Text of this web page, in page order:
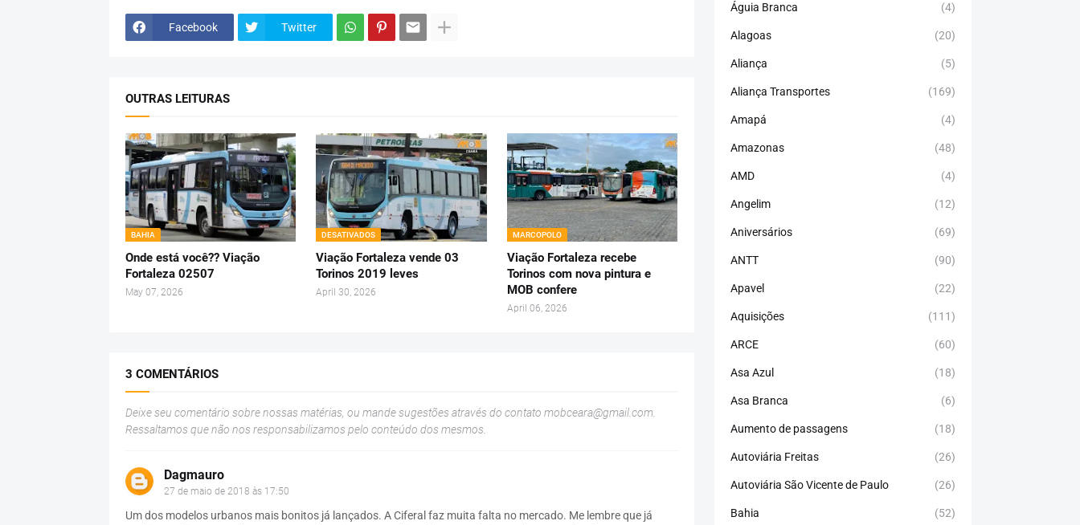
Facebook Twitter
OUTRAS LEITURAS
BAHIA
Onde está você?? Viação
Fortaleza 02507
May 07, 2026
DESATIVADOS
Viação Fortaleza vende 03
Torinos 2019 leves
April 30, 2026
MARCOPOLO
Viação Fortaleza recebe
Torinos com nova pintura e
MOB confere
April 06, 2026
3 COMENTÁRIOS
Deixe seu comentário sobre nossas matérias, ou mande sugestões através do contato mobceara@gmail.com.
Ressaltamos que não nos responsabilizamos pelo conteúdo dos mesmos.
Dagmauro
27 de maio de 2018 às 17:50
Um dos modelos urbanos mais bonitos já lançados. A Ciferal faz muita falta no mercado. Me lembre que já
Águia Branca (4)
Alagoas (20)
Aliança (5)
Aliança Transportes (169)
Amapá (4)
Amazonas (48)
AMD (4)
Angelim (12)
Aniversários (69)
ANTT (90)
Apavel (22)
Aquisições (111)
ARCE (60)
Asa Azul (18)
Asa Branca (6)
Aumento de passagens (18)
Autoviária Freitas (26)
Autoviária São Vicente de Paulo (26)
Bahia (52)